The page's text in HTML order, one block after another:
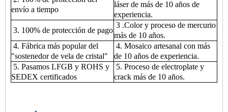
envío a tiempo
láser de más de 10 años de
experiencia.
3. 100% de protección de pago
3 .Color y proceso de mercurio
más de 10 años.
4. Fábrica más popular del
"sostenedor de vela de cristal"
4. Mosaico artesanal con más
de 10 años de experiencia.
5. Pasamos LFGB y ROHS y
SEDEX certificados
5. Proceso de electroplate y
crack más de 10 años.